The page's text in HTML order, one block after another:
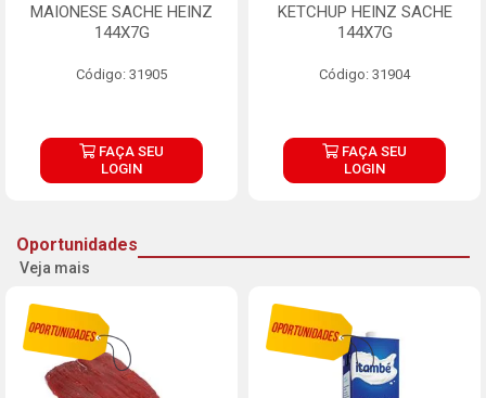
MAIONESE SACHE HEINZ
144X7G
Código: 31905
FAÇA SEU
LOGIN
KETCHUP HEINZ SACHE
144X7G
Código: 31904
FAÇA SEU
LOGIN
Oportunidades
Veja mais